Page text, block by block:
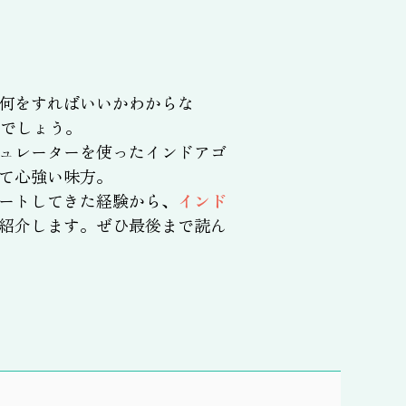
をすればいいかわからな
しょう。
レーターを使ったインドアゴ
強い味方。
してきた経験から、 インド
介します。ぜひ最後まで読ん